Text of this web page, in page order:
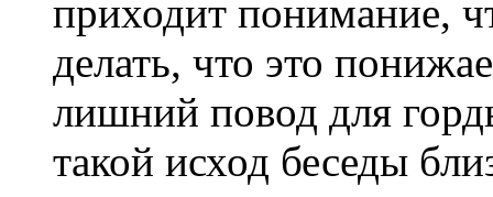
приходит понимание,
делать, что это
лишний повод для
такой исход беседы